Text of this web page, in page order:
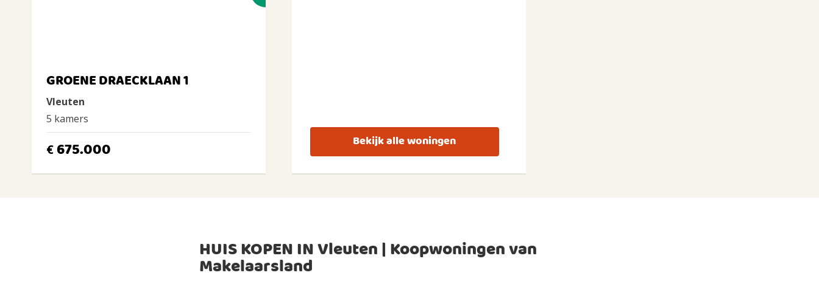
GROENE DRAECKLAAN 1
Vleuten
5 kamers
€675.000 Bekijk alle woningen
HUIS KOPEN IN Vleuten | Koopwoningen van
Makelaarsland